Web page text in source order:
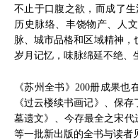
不止于口腹之欲，而成了生
历史脉络、丰饶物产、人
脉、城市品格和区域精神
岁月记忆，味脉绵延不绝、
《苏州全书》200册成果
《过云楼续书画记》、保
墓遗文》、今存最全之宋代
等一批新出版的全书与读者